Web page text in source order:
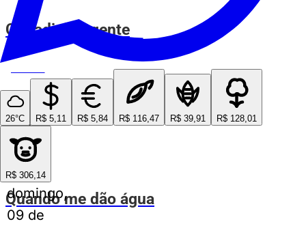
26°C R$ 5,11 R$ 5,84 R$ 116,47 R$ 39,91 R$ 128,01
R$ 306,14
domingo,
09 de
Coitadinho, gente
Aquele amigo que come com a boca
aberta
ESPIA AÍ
Quando me dão água